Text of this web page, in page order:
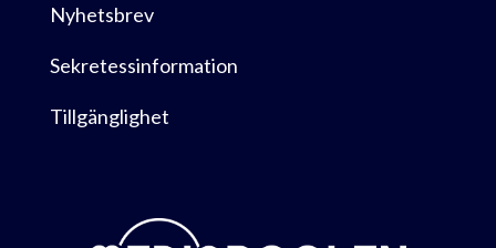
Nyhetsbrev
Sekretessinformation
Tillgänglighet